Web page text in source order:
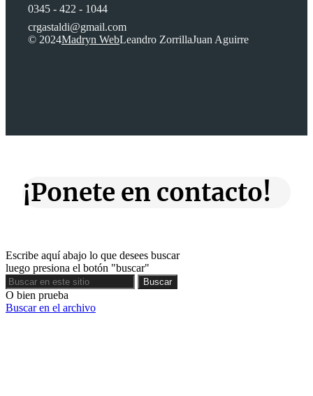
0345 - 422 - 1044
crgastaldi@gmail.com
© 2024Madryn WebLeandro ZorrillaJuan Aguirre
¡Ponete en contacto!
Escribe aquí abajo lo que desees buscar
luego presiona el botón "buscar"
Buscar
Buscar
O bien prueba
Buscar en el archivo